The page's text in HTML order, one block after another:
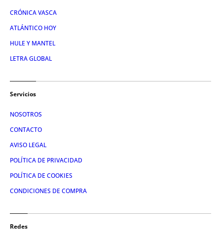
CRÓNICA VASCA
ATLÁNTICO HOY
HULE Y MANTEL
LETRA GLOBAL
Servicios
NOSOTROS
CONTACTO
AVISO LEGAL
POLÍTICA DE PRIVACIDAD
POLÍTICA DE COOKIES
CONDICIONES DE COMPRA
Redes